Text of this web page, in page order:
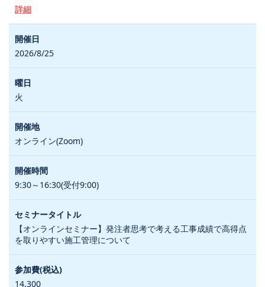
詳細
2026/8/25
火
オンライン(Zoom)
9:30～16:30(受付9:00)
【オンラインセミナー】発注者思考で考える工事成績で高得点
を取りやすい施工管理について
14,300